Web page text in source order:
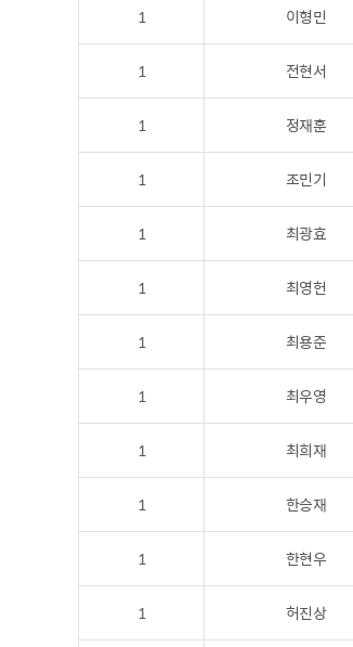
1 이형민
1 전현서
1 정재훈
1 조민기
1 최광효
1 최영헌
1 최용준
1 최우영
1 최희재
1 한승재
1 한현우
1 허진상